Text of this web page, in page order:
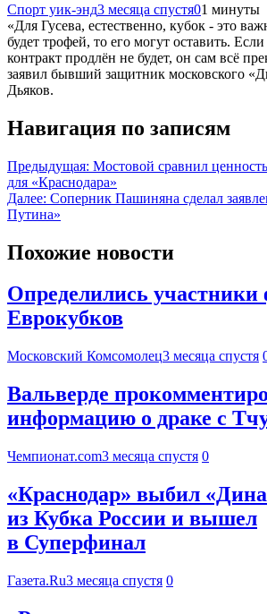
Спорт уик-энд3 месяца спустя01 минуты
«Для Гусева, естественно, кубок - это
будет трофей, то его могут оставить.
контракт продлён не будет, он сам всё
заявил бывший защитник московского
Дьяков.
Навигация по записям
Предыдущая: Мостовой сравнил
для «Краснодара»
Далее: Соперник Пашиняна сделал
Путина»
Похожие новости
Определились участники
Еврокубков
Московский Комсомолец3 месяца спустя
Вальверде
информацию о драке с
Чемпионат.com3 месяца спустя 0
«Краснодар» выбил
из Кубка России и вышел
в Суперфинал
Газета.Ru3 месяца спустя 0